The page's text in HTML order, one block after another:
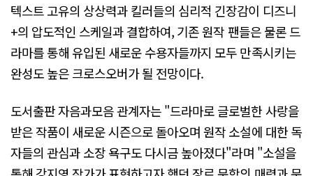
텍스트 고유의 상상력과 킬러들의 심리적 긴장감이 디즈니
+의 압도적인 스케일과 결합하여, 기존 원작 팬들은 물론 드
라마를 통해 유입된 새로운 수용자들까지 모두 만족시키는
완성도 높은 크로스오버가 될 전망이다.
도서출판 자음과모음 관계자는 "드라마로 글로벌한 사랑을
받은 작품이 새로운 시즌으로 돌아오며 원작 소설에 대한 독
자들의 관심과 소장 욕구도 다시금 높아졌다"라며 "소설을